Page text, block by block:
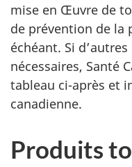
mise en Œuvre de
de prévention de la
échéant. Si
nécessaires, Santé
tableau ci-après et
canadienne.
Produits